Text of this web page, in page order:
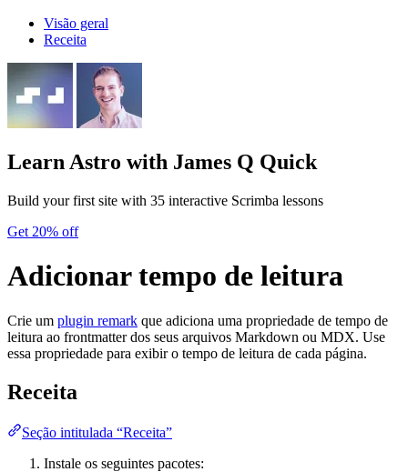
Visão geral
Receita
Learn Astro with James Q Quick
Build your first site with 35 interactive Scrimba lessons
Get 20% off
Adicionar tempo de leitura
Crie um plugin remark que adiciona uma propriedade de tempo de
leitura ao frontmatter dos seus arquivos Markdown ou MDX. Use
essa propriedade para exibir o tempo de leitura de cada página.
Receita
Seção intitulada “Receita”
Instale os seguintes pacotes: